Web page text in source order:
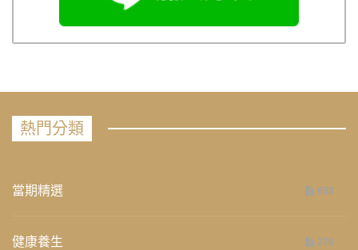
熱門分類
當期精選 658
健康養生 276